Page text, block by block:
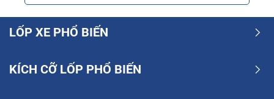
LỐP XE PHỔ BIẾN
KÍCH CỠ LỐP PHỔ BIẾN